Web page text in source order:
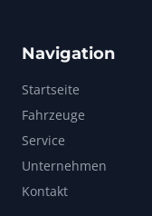
Navigation
Startseite
Fahrzeuge
Service
Unternehmen
Kontakt